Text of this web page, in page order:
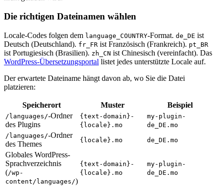
Die richtigen Dateinamen wählen
Locale-Codes folgen dem language_COUNTRY-Format. de_DE ist
Deutsch (Deutschland). fr_FR ist Französisch (Frankreich). pt_BR
ist Portugiesisch (Brasilien). zh_CN ist Chinesisch (vereinfacht). Das
WordPress-Übersetzungsportal listet jedes unterstützte Locale auf.
Der erwartete Dateiname hängt davon ab, wo Sie die Datei
platzieren:
Speicherort Muster Beispiel
/languages/-Ordner
des Plugins
{text-domain}-
{locale}.mo
my-plugin-
de_DE.mo
/languages/-Ordner
des Themes
{locale}.mo de_DE.mo
Globales WordPress-
Sprachverzeichnis
(/wp-
content/languages/)
{text-domain}-
{locale}.mo
my-plugin-
de_DE.mo